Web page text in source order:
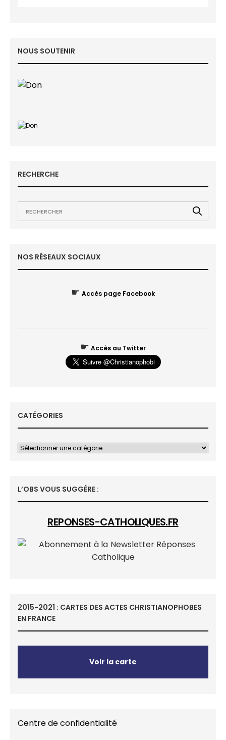
NOUS SOUTENIR
RECHERCHE
NOS RÉSEAUX SOCIAUX
☛ Accès page Facebook
☛ Accès au Twitter
CATÉGORIES
L’OBS VOUS SUGGÈRE :
REPONSES-CATHOLIQUES.FR
2015-2021 : CARTES DES ACTES CHRISTIANOPHOBES
EN FRANCE
Voir la carte
Centre de confidentialité